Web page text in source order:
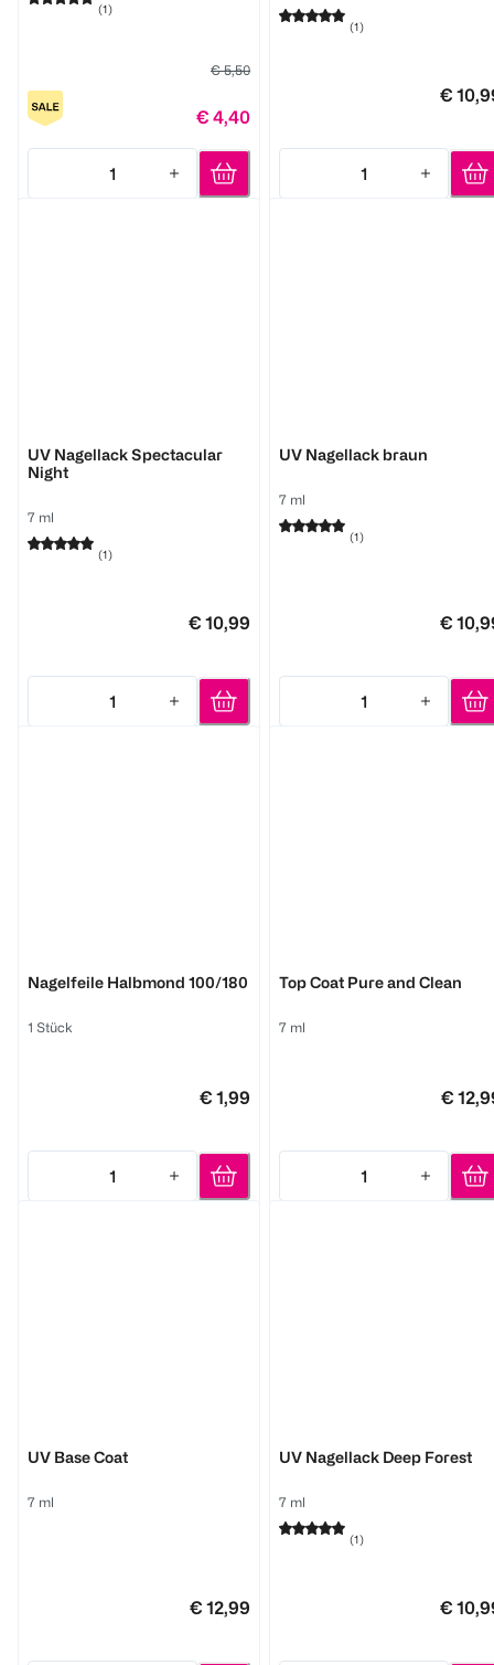
(1)
€ 5,50
€ 4,40
1
Quantity: 1
(1)
€
1
Quantity: 1
UV Nagellack Spectacular
Night
7 ml
(1)
€ 10,99
1
Quantity: 1
UV Nagellack braun
7 ml
(1)
€
1
Quantity: 1
Nagelfeile Halbmond 100/180
1 Stück
€ 1,99
1
Quantity: 1
Top Coat Pure and Clean
7 ml
€
1
Quantity: 1
UV Base Coat
7 ml
€ 12,99
UV Nagellack Deep Forest
7 ml
(1)
€